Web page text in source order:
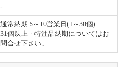
-
通常納期:5～10営業日(1～30個)
31個以上・特注品納期についてはお
問合せ下さい。